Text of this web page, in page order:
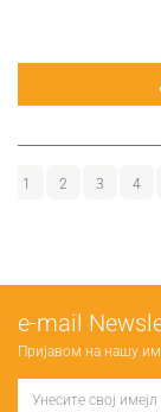
1 2 3 4
е-mail
Пријавом на нашу